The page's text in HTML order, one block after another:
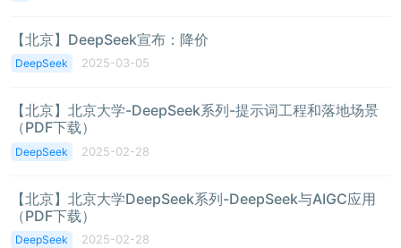
【北京】DeepSeek宣布：降价
DeepSeek 2025-03-05
【北京】北京大学-DeepSeek系列-提示词工程和落地场景
（PDF下载）
DeepSeek 2025-02-28
【北京】北京大学DeepSeek系列-DeepSeek与AIGC应用
（PDF下载）
DeepSeek 2025-02-28